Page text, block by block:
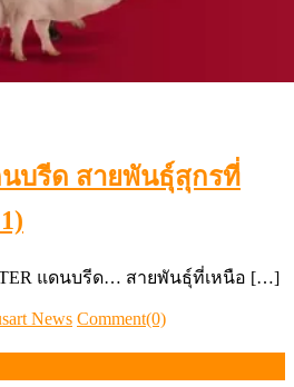
นบรีด สายพันธุ์สุกรที่
แดนบรีด… สายพันธุ์ที่เหนือ […]
News Comment(0)